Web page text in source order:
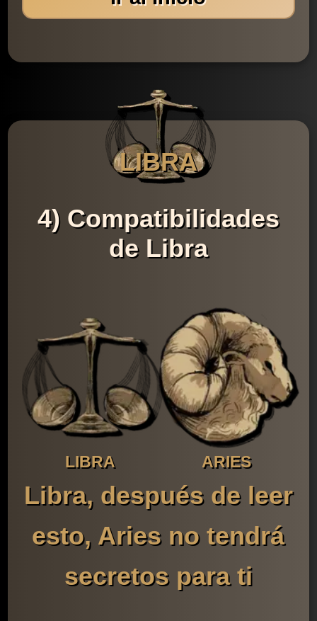
LIBRA
4) Compatibilidades
de Libra
LIBRA ARIES
Libra, después de leer
esto, Aries no tendrá
secretos para ti